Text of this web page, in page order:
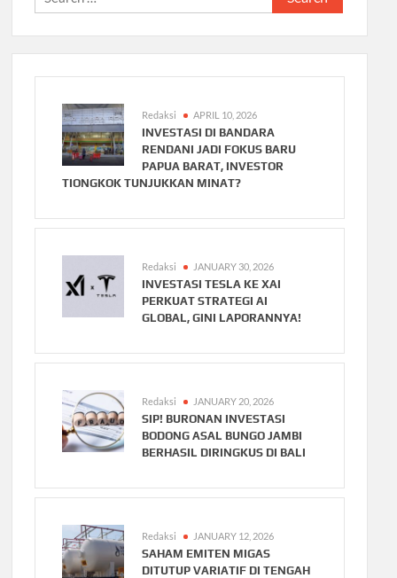
for:
Redaksi APRIL 10, 2026
INVESTASI DI BANDARA
RENDANI JADI FOKUS BARU
PAPUA BARAT, INVESTOR
TIONGKOK TUNJUKKAN MINAT?
Redaksi JANUARY 30, 2026
INVESTASI TESLA KE XAI
PERKUAT STRATEGI AI
GLOBAL, GINI LAPORANNYA!
Redaksi JANUARY 20, 2026
SIP! BURONAN INVESTASI
BODONG ASAL BUNGO JAMBI
BERHASIL DIRINGKUS DI BALI
Redaksi JANUARY 12, 2026
SAHAM EMITEN MIGAS
DITUTUP VARIATIF DI TENGAH